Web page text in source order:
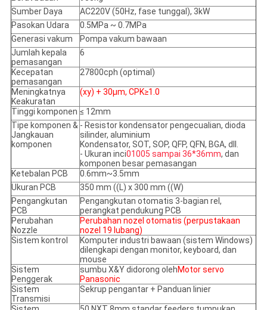
Sumber Daya
AC220V (50Hz, fase tunggal), 3kW
Pasokan Udara
0.5MPa ~ 0.7MPa
Generasi vakum
Pompa vakum bawaan
Jumlah kepala
pemasangan
6
Kecepatan
pemasangan
27800cph (optimal)
Meningkatnya
Keakuratan
(xy) + 30μm, CPK≥1.0
Tinggi komponen ≤ 12mm
Tipe komponen &
Jangkauan
komponen
- Resistor kondensator pengecualian, dioda
silinder, aluminium
Kondensator, SOT, SOP, QFP, QFN, BGA, dll.
- Ukuran inci01005 sampai 36*36mm, dan
komponen besar pemasangan
Ketebalan PCB
0.6mm~3.5mm
Ukuran PCB
350 mm ((L) x 300 mm ((W)
Pengangkutan
PCB
Pengangkutan otomatis 3-bagian rel,
perangkat pendukung PCB
Perubahan
Nozzle
Perubahan nozel otomatis (perpustakaan
nozel 19 lubang)
Sistem kontrol
Komputer industri bawaan (sistem Windows)
dilengkapi dengan monitor, keyboard, dan
mouse
Sistem
Penggerak
sumbu X&Y didorong olehMotor servo
Panasonic
Sistem
Transmisi
Sekrup pengantar + Panduan linier